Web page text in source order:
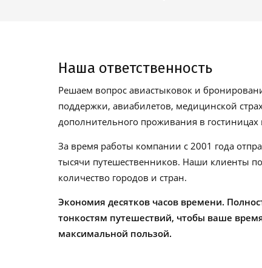
Наша ответственность
Решаем вопрос авиастыковок и
поддержки, авиабилетов, медицинской
дополнительного проживания в гостиницах
За время работы компании с 2001 года
тысячи путешественников. Наши клиенты
количество городов и стран.
Экономия десятков часов времени.
тонкостям путешествий, чтобы ваше
максимальной пользой.